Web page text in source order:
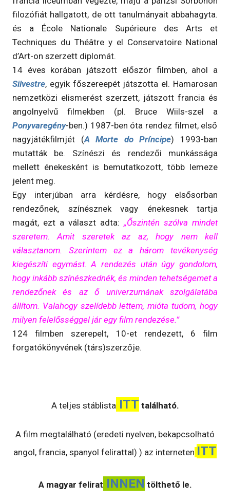
filozófiát hallgatott, de ott tanulmányait abbahagyta.
és a École Nationale Supérieure des Arts et
Techniques du Théâtre y el Conservatoire National
d’Art-on szerzett diplomát.
14 éves korában játszott először filmben, ahol a
Silvestre, egyik főszereepét játszotta el. Hamarosan
nemzetközi elismerést szerzett, játszott francia és
angolnyelvű filmekben (pl. Bruce Wiils-szel a
Ponyvaregény-ben.) 1987-ben óta rendez filmet, első
nagyjátékfilmjét (A Morte do Príncipe) 1993-ban
mutatták be. Színészi és rendezői munkássága
mellett énekesként is bemutatkozott, több lemeze
jelent meg.
Egy interjúban arra kérdésre, hogy elsősorban
rendezőnek, színésznek vagy énekesnek tartja
magát, ezt a választ adta: „Őszintén szólva mindet
szeretem. Amit szeretek az az, hogy nem kell
választanom. Szerintem ez a három tevékenység
kiegészíti egymást. A rendezés után úgy gondolom,
hogy inkább színészkednék, és minden tehetségemet a
rendezőnek és az ő univerzumának szolgálatába
állítom. Valahogy szelídebb lettem, mióta tudom, hogy
milyen felelősséggel jár egy film rendezése.”
124 filmben szerepelt, 10-et rendezett, 6 film
forgatókönyvének (társ)szerzője.
A teljes stáblistaITT található.
A film megtalálható (eredeti nyelven, bekapcsolható
angol, francia, spanyol felirattal) ) az interneten ITT
A magyar felirat INNEN tölthető le.